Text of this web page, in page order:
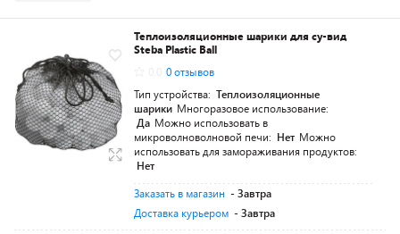
Теплоизоляционные шарики для су-вид
Steba Plastic Ball
0 отзывов
Тип устройства: Теплоизоляционные
шарики Многоразовое использование:
Да Можно использовать в
микроволноволновой печи: Нет Можно
использовать для замораживания продуктов:
Нет
Заказать в магазин - Завтра
Доставка курьером - Завтра